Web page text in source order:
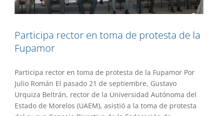
Participa rector en toma de protesta de la
Fupamor
Participa rector en toma de protesta de la Fupamor Por
Julio Román El pasado 21 de septiembre, Gustavo
Urquiza Beltrán, rector de la Universidad Autónoma del
Estado de Morelos (UAEM), asistió a la toma de protesta